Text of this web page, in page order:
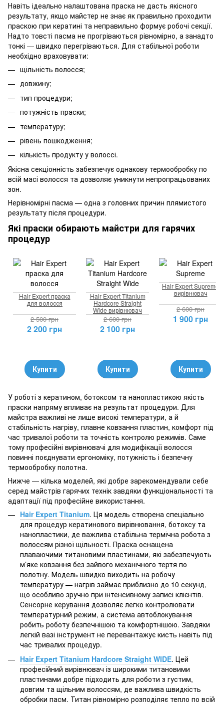
Навіть ідеально налаштована праска не дасть якісного
результату, якщо майстер не знає як правильно проходити
праскою при кератині та неправильно формує робочі секції.
Надто товсті пасма не прогріваються рівномірно, а занадто
тонкі — швидко перегріваються. Для стабільної роботи
необхідно враховувати:
щільність волосся;
довжину;
тип процедури;
потужність праски;
температуру;
рівень пошкодження;
кількість продукту у волоссі.
Якісна секціонність забезпечує однакову термообробку по
всій масі волосся та дозволяє уникнути непропрацьованих
зон.
Нерівномірні пасма — одна з головних причин плямистого
результату після процедури.
Які праски обирають майстри для гарячих
процедур
Hair Expert праска
для волосся
2 500 грн
2 200 грн
Купити
Hair Expert Titanium
Hardcore Straight
Wide вирівнювач
2 600 грн
2 100 грн
Купити
Hair Expert Supreme
вирівнювач
2 600 грн
1 900 грн
Купити
У роботі з кератином, ботоксом та нанопластикою якість
праски напряму впливає на результат процедури. Для
майстра важливі не лише високі температури, а й
стабільність нагріву, плавне ковзання пластин, комфорт під
час тривалої роботи та точність контролю режимів. Саме
тому професійні вирівнювачі для модифікації волосся
повинні поєднувати ергономіку, потужність і безпечну
термообробку полотна.
Нижче — кілька моделей, які добре зарекомендували себе
серед майстрів гарячих технік завдяки функціональності та
адаптації під професійне використання.
Hair Expert Titanium. Ця модель створена спеціально
для процедур кератинового вирівнювання, ботоксу та
нанопластики, де важлива стабільна термічна робота з
волоссям різної щільності. Праска оснащена
плаваючими титановими пластинами, які забезпечують
м’яке ковзання без зайвого механічного тертя по
полотну. Модель швидко виходить на робочу
температуру — нагрів займає приблизно до 10 секунд,
що особливо зручно при інтенсивному записі клієнтів.
Сенсорне керування дозволяє легко контролювати
температурний режим, а система автоблокування
робить роботу безпечнішою та комфортнішою. Завдяки
легкій вазі інструмент не перевантажує кисть навіть під
час тривалих процедур.
Hair Expert Titanium Hardcore Straight WIDE. Цей
професійний вирівнювач із широкими титановими
пластинами добре підходить для роботи з густим,
довгим та щільним волоссям, де важлива швидкість
обробки пасм. Титан рівномірно розподіляє тепло по всій